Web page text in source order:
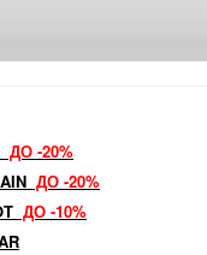
ДО -20%
ДО -20%
ДО -10%